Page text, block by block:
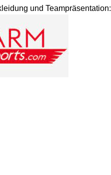
und Teampräsentation: